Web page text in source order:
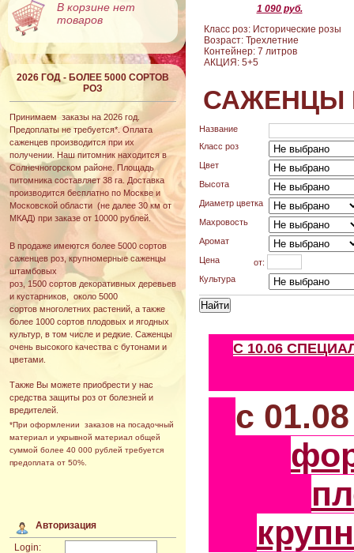
В корзине нет
товаров
2026 ГОД - БОЛЕЕ 5000 СОРТОВ
РОЗ
Принимаем заказы на 2026 год.
Предоплаты не требуется*. Оплата
саженцев производится при их
получении. Наш питомник находится в
Солнечногорском районе. Площадь
питомника составляет 38 га. Доставка
производится бесплатно по Москве и
Московской области (не далее 30 км от
МКАД) при заказе от 10000 рублей.
В продаже имеются более 5000 сортов
саженцев роз, крупномерные саженцы
штамбовых
роз, 1500 сортов декоративных деревьев
и кустарников, около 5000
сортов многолетних растений, а также
более 1000 сортов плодовых и ягодных
культур, в том числе и редкие. Саженцы
очень высокого качества с бутонами и
цветами.
Также Вы можете приобрести у нас
средства защиты роз от болезней и
вредителей.
*При оформлении заказов на посадочный
материал и укрывной материал общей
суммой более 40 000 рублей требуется
предоплата от 50%.
Авторизация
Login:
1 090 руб.
Класс роз: Исторические розы
Возраст: Трехлетние
Контейнер: 7 литров
АКЦИЯ: 5+5
САЖЕНЦЫ
Название
Класс роз
Цвет
Высота
Диаметр цветка
Махровость
Аромат
Цена
от:
Культура
С 10.06
с